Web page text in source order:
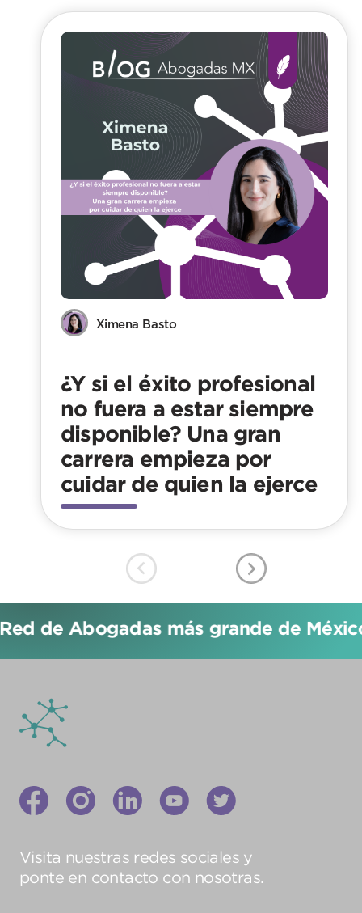
Ximena Basto
¿Y si el éxito profesional
no fuera a estar siempre
disponible? Una gran
carrera empieza por
cuidar de quien la ejerce
de Abogadas más grande de México!
Visita nuestras redes sociales y
ponte en contacto con nosotras.